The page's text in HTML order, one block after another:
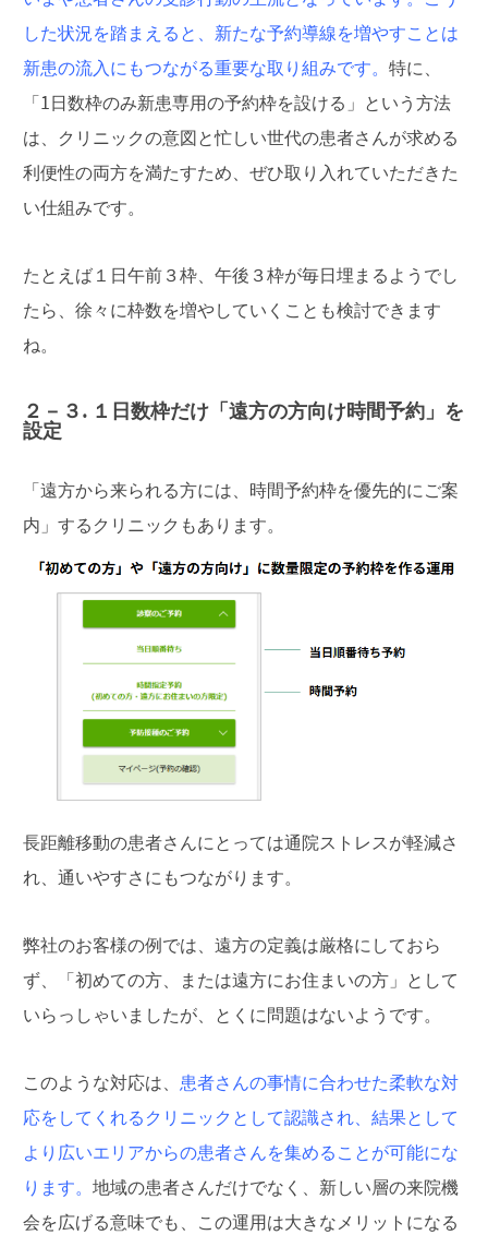
した状況を踏まえると、新たな予約導線を増やすことは
新患の流入にもつながる重要な取り組みです。 特に、
「1日数枠のみ新患専用の予約枠を設ける」という方法
は、クリニックの意図と忙しい世代の患者さんが求める
利便性の両方を満たすため、ぜひ取り入れていただきた
い仕組みです。
たとえば１日午前３枠、午後３枠が毎日埋まるようでし
たら、徐々に枠数を増やしていくことも検討できます
ね。
２－３. １日数枠だけ「遠方の方向け時間予約」を
設定
「遠方から来られる方には、時間予約枠を優先的にご案
内」するクリニックもあります。
長距離移動の患者さんにとっては通院ストレスが軽減さ
れ、通いやすさにもつながります。
弊社のお客様の例では、遠方の定義は厳格にしておら
ず、「初めての方、または遠方にお住まいの方」として
いらっしゃいましたが、とくに問題はないようです。
このような対応は、 患者さんの事情に合わせた柔軟な対
応をしてくれるクリニックとして認識され、結果として
より広いエリアからの患者さんを集めることが可能にな
ります。 地域の患者さんだけでなく、新しい層の来院機
会を広げる意味でも、この運用は大きなメリットになる